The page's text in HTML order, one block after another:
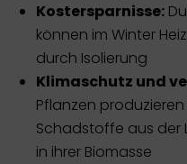
Kostersparnisse:
können im Winter
durch Isolierung
Klimaschutz und
Pflanzen
Schadstoffe aus der
in ihrer Biomasse